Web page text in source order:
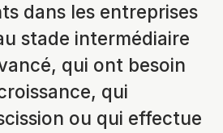
dans les entreprises
stade intermédiaire
qui ont besoin
qui
ou qui effectue